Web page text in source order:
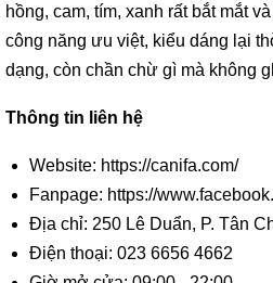
hồng, cam, tím, xanh rất bắt mắt
công năng ưu việt, kiểu dáng lại
dạng, còn chần chừ gì mà không
Thông tin liên hệ
Website: https://canifa.com/
Fanpage: https://
Địa chỉ: 250 Lê Duẩn, P. Tân
Điện thoại: 023 6656 4662